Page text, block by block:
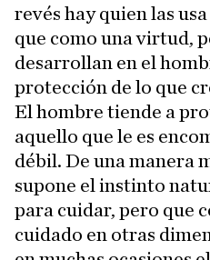
revés hay quien las
que como una virtud,
desarrollan en el
protección de lo que
El hombre tiende a
aquello que le es
débil. De una manera
supone el instinto
para cuidar, pero que
cuidado en otras